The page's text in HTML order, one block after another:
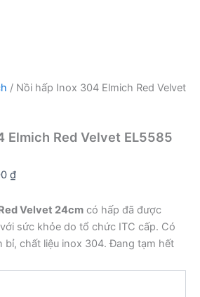
/ Nồi hấp Inox 304 Elmich Red Velvet
Elmich Red Velvet EL5585
₫.
₫Giá
tại
là:
1.890.000 ₫.
Velvet 24cm có hấp đã được
sức khỏe do tổ chức ITC cấp. Có
bỉ, chất liệu inox 304. Đang tạm hết